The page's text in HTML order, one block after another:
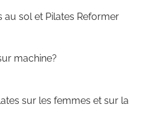
au sol et Pilates Reformer
machine?
sur les femmes et sur la